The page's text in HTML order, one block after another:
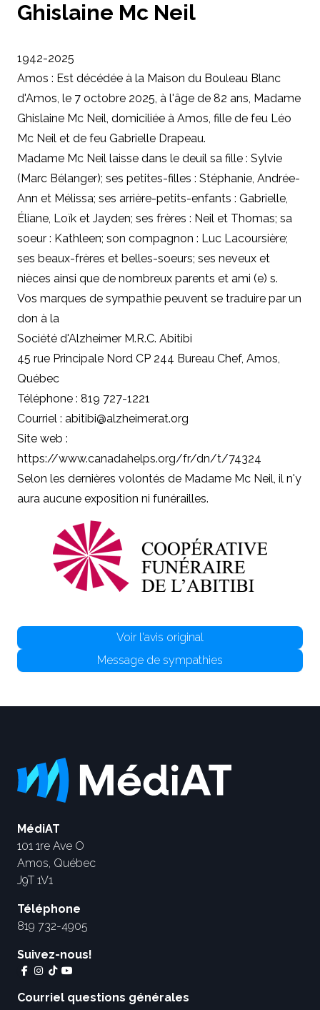
Ghislaine Mc Neil
1942-2025
Amos : Est décédée à la Maison du Bouleau Blanc
d'Amos, le 7 octobre 2025, à l'âge de 82 ans, Madame
Ghislaine Mc Neil, domiciliée à Amos, fille de feu Léo
Mc Neil et de feu Gabrielle Drapeau.
Madame Mc Neil laisse dans le deuil sa fille : Sylvie
(Marc Bélanger); ses petites-filles : Stéphanie, Andrée-
Ann et Mélissa; ses arrière-petits-enfants : Gabrielle,
Éliane, Loïk et Jayden; ses frères : Neil et Thomas; sa
soeur : Kathleen; son compagnon : Luc Lacoursière;
ses beaux-frères et belles-soeurs; ses neveux et
nièces ainsi que de nombreux parents et ami (e) s.
Vos marques de sympathie peuvent se traduire par un
don à la
Société d'Alzheimer M.R.C. Abitibi
45 rue Principale Nord CP 244 Bureau Chef, Amos,
Québec
Téléphone : 819 727-1221
Courriel : abitibi@alzheimerat.org
Site web :
https://www.canadahelps.org/fr/dn/t/74324
Selon les dernières volontés de Madame Mc Neil, il n'y
aura aucune exposition ni funérailles.
Voir l'avis original
Message de sympathies
MédiAT
101 1re Ave O
Amos, Québec
J9T 1V1
Téléphone
819 732-4905
Suivez-nous!
Courriel questions générales